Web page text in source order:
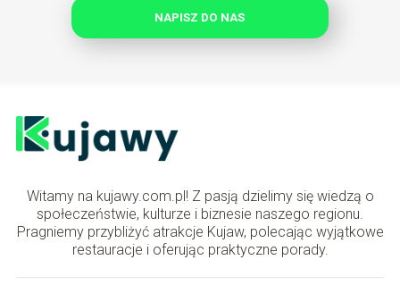
NAPISZ DO NAS
Witamy na kujawy.com.pl! Z pasją dzielimy się wiedzą o
społeczeństwie, kulturze i biznesie naszego regionu.
Pragniemy przybliżyć atrakcje Kujaw, polecając wyjątkowe
restauracje i oferując praktyczne porady.